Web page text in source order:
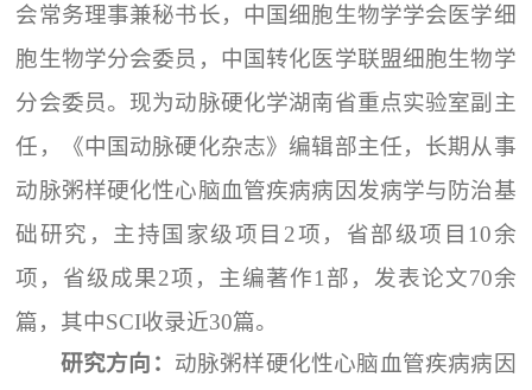
会常务理事兼秘书长，中国细胞生物学学会医学细
胞生物学分会委员，中国转化医学联盟细胞生物学
分会委员。现为动脉硬化学湖南省重点实验室副主
任，《中国动脉硬化杂志》编辑部主任，长期从事
动脉粥样硬化性心脑血管疾病病因发病学与防治基
础研究，主持国家级项目2项，省部级项目10余
项，省级成果2项，主编著作1部，发表论文70余
篇，其中SCI收录近30篇。
研究方向： 动脉粥样硬化性心脑血管疾病病因